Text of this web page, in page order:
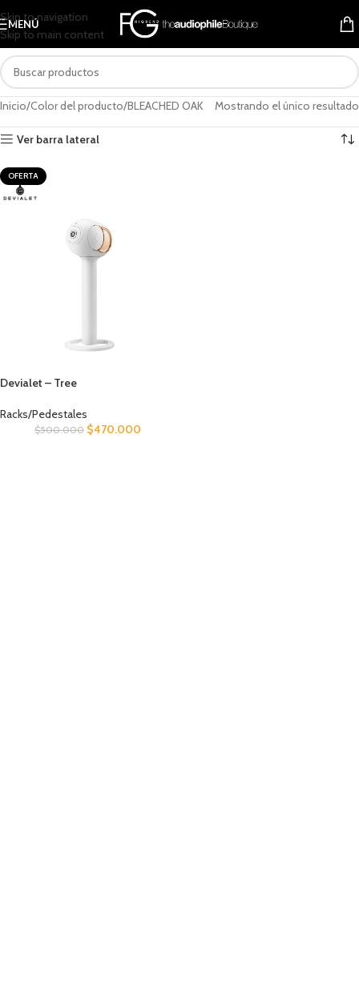
Skip to navigation
Skip to main content
MENÚ
Inicio Color del producto BLEACHED OAK Mostrando el único resultado
Ver barra lateral
OFERTA
Devialet – Tree
Racks/Pedestales
$500.000 $470.000